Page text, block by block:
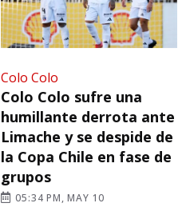
Colo Colo
Colo Colo sufre una
humillante derrota ante
Limache y se despide de
la Copa Chile en fase de
grupos
05:34 PM, MAY 10